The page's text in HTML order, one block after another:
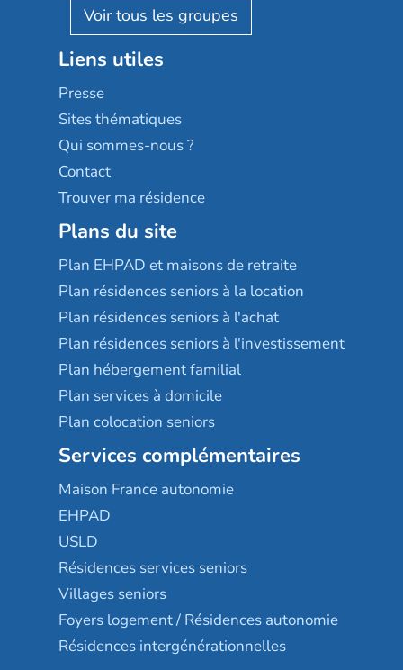
Reseda
Stella management
Les villages d'or
Sérénys
Résidences services Villa Médicis
Résidalya
Groupe aplus
Liens utiles
Presse
Sites thématiques
Qui sommes-nous ?
Contact
Trouver ma résidence
Plans du site
Plan EHPAD et maisons de retraite
Plan résidences seniors à la location
Plan résidences seniors à l'achat
Plan résidences seniors à l'investissement
Plan hébergement familial
Plan services à domicile
Plan colocation seniors
Services complémentaires
Maison France autonomie
EHPAD
USLD
Résidences services seniors
Villages seniors
Foyers logement / Résidences autonomie
Résidences intergénérationnelles